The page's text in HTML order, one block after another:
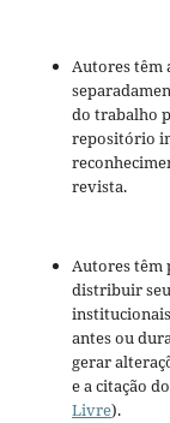
Autores têm
do trabalho
repositório
revista.
Autores têm
distribuir
antes ou
gerar
e a citação
Livre).